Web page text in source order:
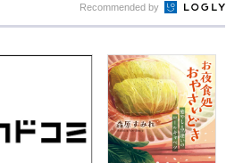
Recommended by